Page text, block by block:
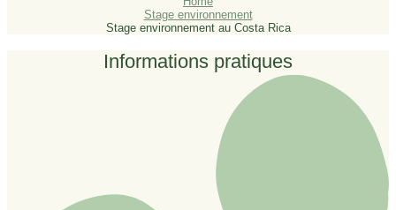
Stage environnement
Stage environnement au Costa Rica
Informations pratiques